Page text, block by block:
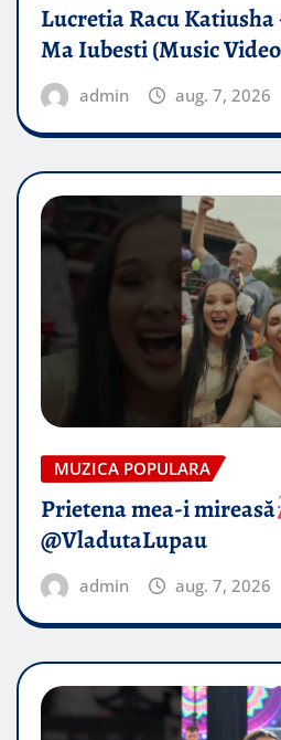
Lucretia Racu
Ma Iubesti (Music
admin aug. 7, 2026
MUZICA POPULARA
Prietena mea-i mireasă​
@VladutaLupau
admin aug. 7, 2026